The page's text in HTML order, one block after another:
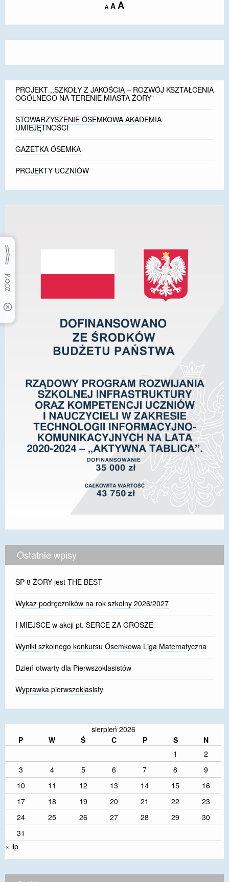
A Decrease
size.
A Reset
size.
AIncrease
size.
PROJEKT ,,SZKOŁY Z JAKOŚCIĄ – ROZWÓJ KSZTAŁCENIA
OGÓLNEGO NA TERENIE MIASTA ŻORY”
STOWARZYSZENIE ÓSEMKOWA AKADEMIA
UMIEJĘTNOŚCI
GAZETKA ÓSEMKA
PROJEKTY UCZNIÓW
Ostatnie wpisy
SP-8 ŻORY jest THE BEST
Wykaz podręczników na rok szkolny 2026/2027
I MIEJSCE w akcji pt. SERCE ZA GROSZE
Wyniki szkolnego konkursu Ósemkowa Liga Matematyczna
Dzień otwarty dla Pierwszoklasistów
Wyprawka pierwszoklasisty
sierpień 2026
P
W Ś C P S
N
1
2
3
4 5 6 7 8
9
10
11 12 13 14 15
16
17
18 19 20 21 22
23
24
25 26 27 28 29
30
31
« lip